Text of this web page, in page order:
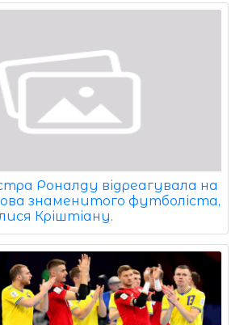
Роналду відреагувала на
знаменитого футболіста,
Кріштіану.